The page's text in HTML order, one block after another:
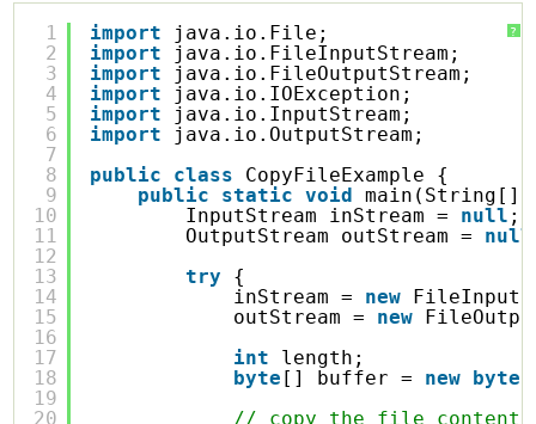
?
1
2
3
4
5
6
7
8
9
10
11
12
13
14
15
16
17
18
19
20
import
java.io.File;
import
java.io.FileInputStream;
import
java.io.FileOutputStream;
import
java.io.IOException;
import
java.io.InputStream;
import
java.io.OutputStream;
public
class
CopyFileExample {
public
static void
main(String[]
InputStream inStream = null ;
OutputStream outStream = null
try
{
inStream = new
outStream = new
int
length;
byte [] buffer = new byte
// copy the file content